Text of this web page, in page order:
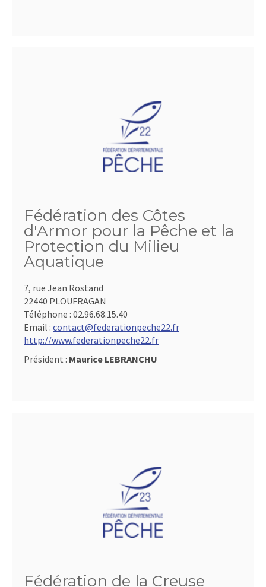
Fédération des Côtes
d'Armor pour la Pêche et la
Protection du Milieu
Aquatique
7, rue Jean Rostand
22440 PLOUFRAGAN
Téléphone : 02.96.68.15.40
Email : contact@federationpeche22.fr
http://www.federationpeche22.fr
Président : Maurice LEBRANCHU
Fédération de la Creuse